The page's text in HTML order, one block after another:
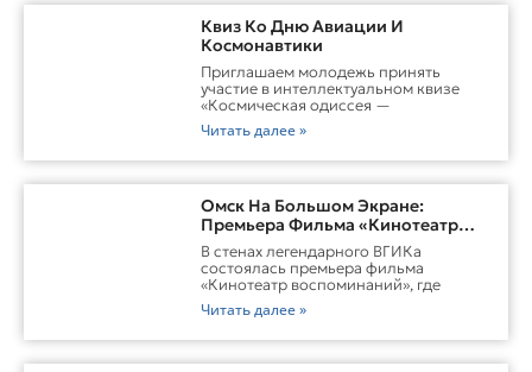
Квиз Ко Дню Авиации И
Космонавтики
Приглашаем молодежь принять
участие в интеллектуальном квизе
«Космическая одиссея —
Читать далее »
Омск На Большом Экране:
Премьера Фильма «Кинотеатр
Воспоминаний»
В стенах легендарного ВГИКа
состоялась премьера фильма
«Кинотеатр воспоминаний», где
Читать далее »